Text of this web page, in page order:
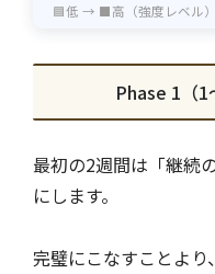
🟦低 → ⬛高（強度レベル
Phase 1（1
最初の2週間は「継続
にします。
完璧にこなすことよ